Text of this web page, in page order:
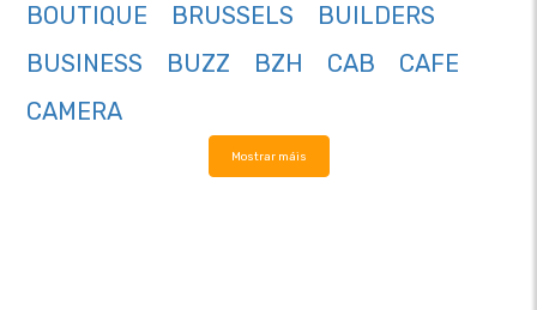
BOUTIQUE
BRUSSELS
BUILDERS
BUSINESS
BUZZ BZH CAB
CAFE
CAMERA
Mostrar máis